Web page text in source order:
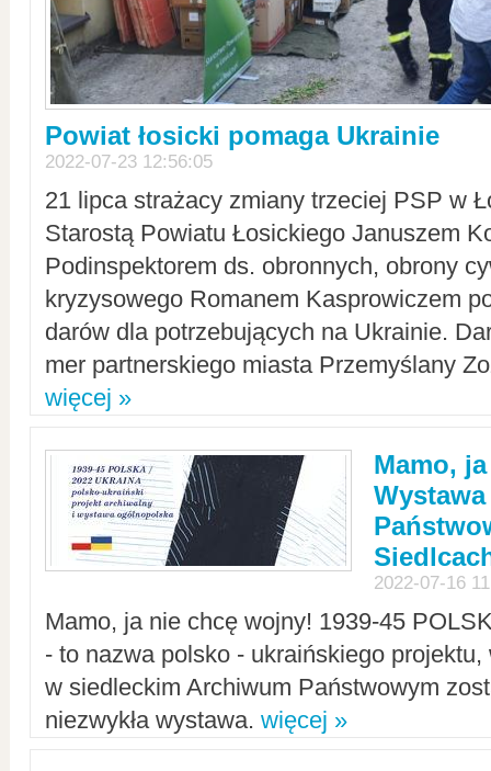
Powiat łosicki pomaga Ukrainie
2022-07-23 12:56:05
21 lipca strażacy zmiany trzeciej PSP w
Starostą Powiatu Łosickiego Januszem
Podinspektorem ds. obronnych, obrony
kryzysowego Romanem Kasprowiczem
darów dla potrzebujących na Ukrainie.
mer partnerskiego miasta Przemyślany
więcej »
Mamo,
2022-07-16
Mamo, ja nie chcę wojny! 1939-45
- to nazwa polsko - ukraińskiego
w siedleckim Archiwum Państwowym
niezwykła wystawa. więcej »